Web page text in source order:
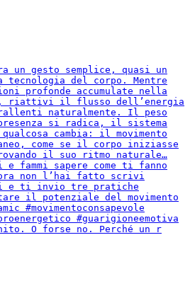
O forse no. Perché un r